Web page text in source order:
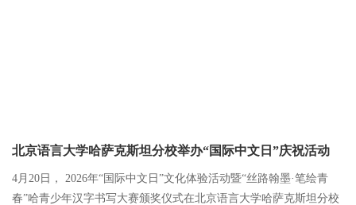
北京语言大学哈萨克斯坦分校举办“国际中文日”庆祝活动
4月20日， 2026年“国际中文日”文化体验活动暨“丝路翰墨·笔绘青
春”哈青少年汉字书写大赛颁奖仪式在北京语言大学哈萨克斯坦分校